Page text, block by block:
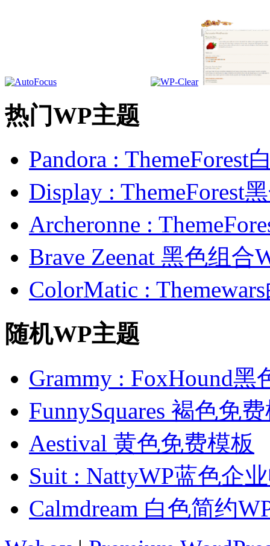
热门WP主题
Pandora : ThemeForest
Display : ThemeForest
Archeronne :
Brave Zeenat 黑色组合
ColorMatic :
随机WP主题
Grammy : FoxHound
FunnySquares 褐色免
Aestival 黄色免费模板
Suit : NattyWP蓝色企
Calmdream 白色简约